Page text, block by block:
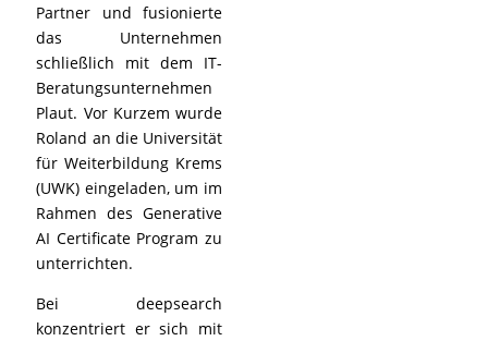
Partner und fusionierte
das Unternehmen
schließlich mit dem IT-
Beratungsunternehmen
Plaut. Vor Kurzem wurde
Roland an die Universität
für Weiterbildung Krems
(UWK) eingeladen, um im
Rahmen des Generative
AI Certificate Program zu
unterrichten.
Bei deepsearch
konzentriert er sich mit